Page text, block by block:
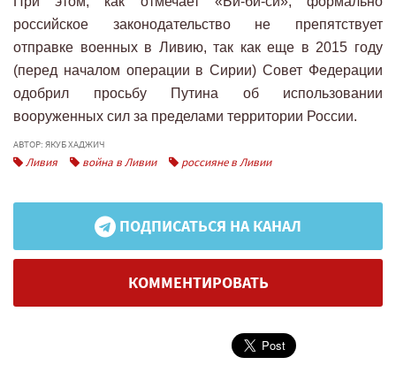
российское законодательство не препятствует
отправке военных в Ливию, так как еще в 2015 году
(перед началом операции в Сирии) Совет Федерации
одобрил просьбу Путина об использовании
вооруженных сил за пределами территории России.
АВТОР: ЯКУБ ХАДЖИЧ
Ливия война в Ливии россияне в Ливии
ПОДПИСАТЬСЯ НА КАНАЛ
КОММЕНТИРОВАТЬ